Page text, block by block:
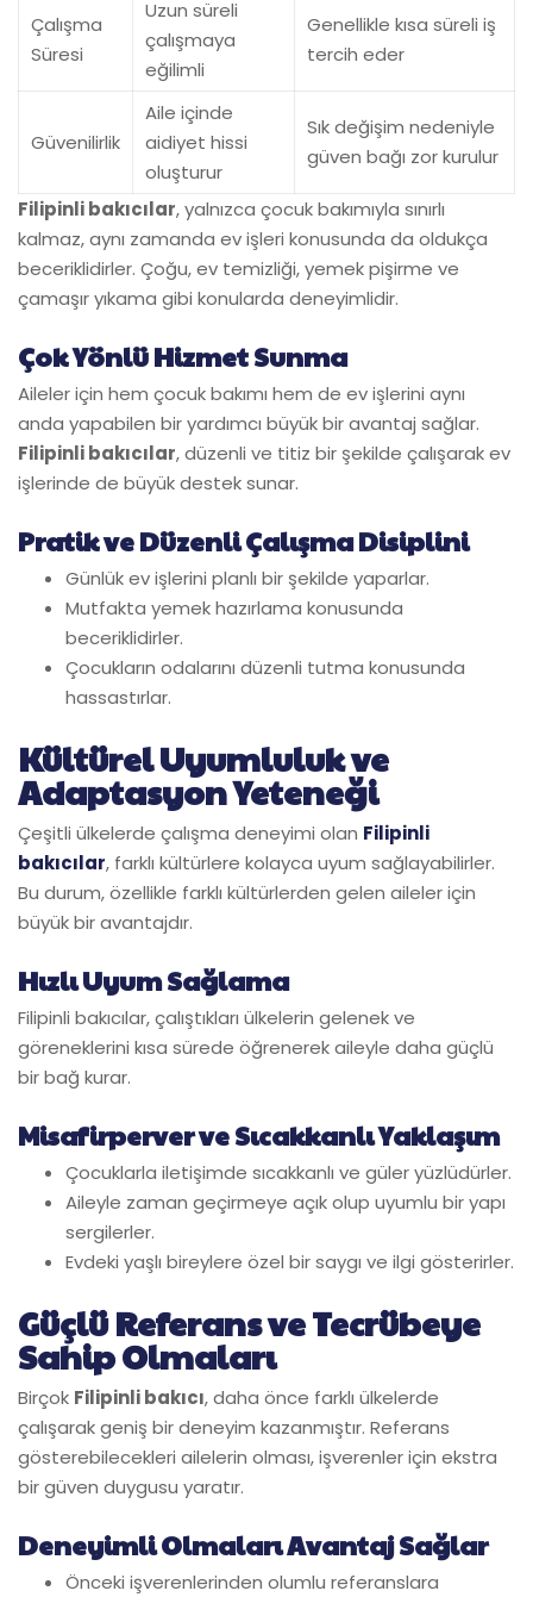
Çalışma
Süresi
Uzun süreli
çalışmaya
eğilimli
Genellikle kısa süreli iş
tercih eder
Güvenilirlik
Aile içinde
aidiyet hissi
oluşturur
Sık değişim nedeniyle
güven bağı zor kurulur
Ev İşlerine Yardımcı Olma Yeteneği
Filipinli bakıcılar, yalnızca çocuk bakımıyla sınırlı
kalmaz, aynı zamanda ev işleri konusunda da oldukça
beceriklidirler. Çoğu, ev temizliği, yemek pişirme ve
çamaşır yıkama gibi konularda deneyimlidir.
Çok Yönlü Hizmet Sunma
Aileler için hem çocuk bakımı hem de ev işlerini aynı
anda yapabilen bir yardımcı büyük bir avantaj sağlar.
Filipinli bakıcılar, düzenli ve titiz bir şekilde çalışarak ev
işlerinde de büyük destek sunar.
Pratik ve Düzenli Çalışma Disiplini
Günlük ev işlerini planlı bir şekilde yaparlar.
Mutfakta yemek hazırlama konusunda
beceriklidirler.
Çocukların odalarını düzenli tutma konusunda
hassastırlar.
Kültürel Uyumluluk ve
Adaptasyon Yeteneği
Çeşitli ülkelerde çalışma deneyimi olan Filipinli
bakıcılar, farklı kültürlere kolayca uyum sağlayabilirler.
Bu durum, özellikle farklı kültürlerden gelen aileler için
büyük bir avantajdır.
Hızlı Uyum Sağlama
Filipinli bakıcılar, çalıştıkları ülkelerin gelenek ve
göreneklerini kısa sürede öğrenerek aileyle daha güçlü
bir bağ kurar.
Misafirperver ve Sıcakkanlı Yaklaşım
Çocuklarla iletişimde sıcakkanlı ve güler yüzlüdürler.
Aileyle zaman geçirmeye açık olup uyumlu bir yapı
sergilerler.
Evdeki yaşlı bireylere özel bir saygı ve ilgi gösterirler.
Güçlü Referans ve Tecrübeye
Sahip Olmaları
Birçok Filipinli bakıcı, daha önce farklı ülkelerde
çalışarak geniş bir deneyim kazanmıştır. Referans
gösterebilecekleri ailelerin olması, işverenler için ekstra
bir güven duygusu yaratır.
Deneyimli Olmaları Avantaj Sağlar
Önceki işverenlerinden olumlu referanslara